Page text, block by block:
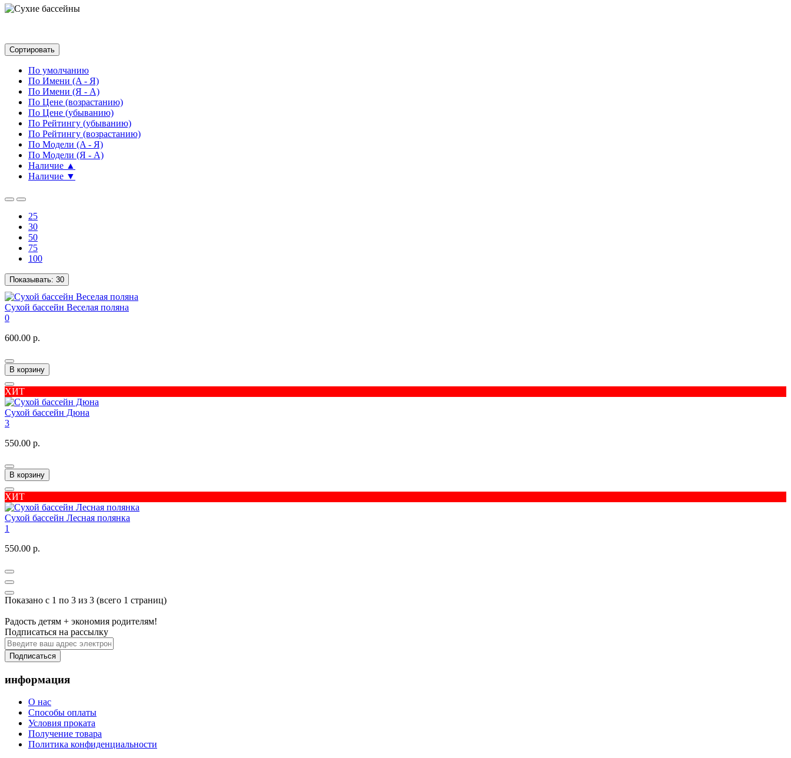
Сортировать
По умолчанию
По Имени (A - Я)
По Имени (Я - A)
По Цене (возрастанию)
По Цене (убыванию)
По Рейтингу (убыванию)
По Рейтингу (возрастанию)
По Модели (A - Я)
По Модели (Я - A)
Наличие ▲
Наличие ▼
25
30
50
75
100
Показывать: 30
Сухой бассейн Веселая поляна
0
600.00 р.
В корзину
ХИТ
Сухой бассейн Дюна
3
550.00 р.
В корзину
ХИТ
Сухой бассейн Лесная полянка
1
550.00 р.
Показано с 1 по 3 из 3 (всего 1 страниц)
Радость детям + экономия родителям!
Подписаться на рассылку
Подписаться
информация
О нас
Способы оплаты
Условия проката
Получение товара
Политика конфиденциальности